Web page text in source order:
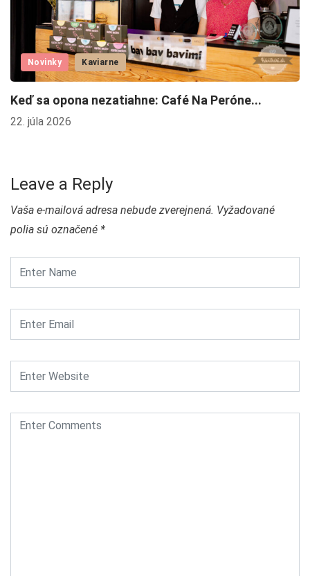
Novinky Kaviarne
Keď sa opona nezatiahne: Café Na Peróne...
22. júla 2026
Leave a Reply
Vaša e-mailová adresa nebude zverejnená. Vyžadované
polia sú označené *